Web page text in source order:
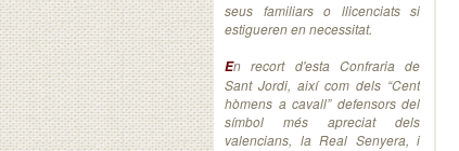
seus familiars o llicenciats si
estigueren en necessitat.
En recort d'esta Confraria de
Sant Jordi, així com dels “Cent
hòmens a cavall” defensors del
símbol més apreciat dels
valencians, la Real Senyera, i